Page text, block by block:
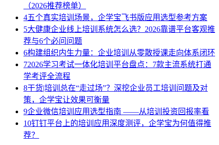
（2026推荐榜单）
4五个真实培训场景，企学宝飞书版应用选型参考方案
5大健康企业线上培训系统怎么选？2026靠谱平台客观推
荐与6个必问问题
6构建组织内生力量：企业培训从零散授课走向体系闭环
72026学习考试一体化培训平台盘点：7款主流系统打通
学考评全流程
8干货|培训总在“走过场”？深挖企业员工培训问题及对
策，企学宝让效果可衡量
9企业微信培训应用选型指南 ——从培训投资回报率看
10钉钉平台上的培训应用深度测评，企学宝为何值得推
荐？